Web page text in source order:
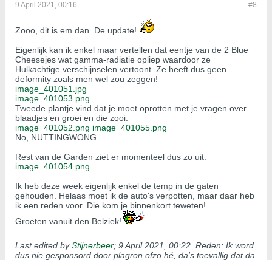
#8
9 April 2021, 00:16
Zooo, dit is em dan. De update!
Eigenlijk kan ik enkel maar vertellen dat eentje van de 2 Blue
Cheesejes wat gamma-radiatie opliep waardoor ze
Hulkachtige verschijnselen vertoont. Ze heeft dus geen
deformity zoals men wel zou zeggen!
image_401051.jpg
image_401053.png
Tweede plantje vind dat je moet oprotten met je vragen over
blaadjes en groei en die zooi.
image_401052.png image_401055.png
No, NUTTINGWONG
Rest van de Garden ziet er momenteel dus zo uit:
image_401054.png
Ik heb deze week eigenlijk enkel de temp in de gaten
gehouden. Helaas moet ik de auto's verpotten, maar daar heb
ik een reden voor. Die kom je binnenkort teweten!
Groeten vanuit den Belziek!
Last edited byStijnerbeer; 9 April 2021, 00:22 Reden: Ik word
dus nie gesponsord door plagron ofzo hé, da's toevallig dat da